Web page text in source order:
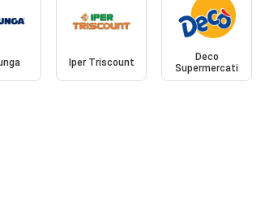
Iper Triscount
Deco
Supermercati